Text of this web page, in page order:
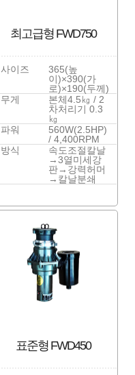
최고급형 FWD750
사이즈
365(높
이)×390(가
로)×190(두께)
무게
본체4.5㎏ / 2
차처리기 0.3
㎏
파워
560W(2.5HP)
/ 4,400RPM
방식
속도조절칼날
→3열미세강
판→강력허머
→칼날분쇄
표준형 FWD450